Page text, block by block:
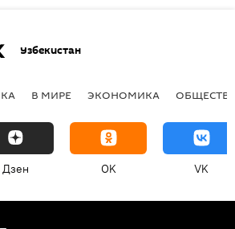
Узбекистан
В МИРЕ ЭКОНОМИКА
Дзен OK VK